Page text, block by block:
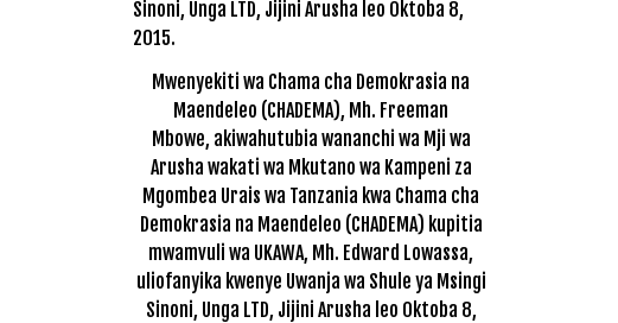
Mwenyekiti wa Chama cha Demokrasia na
Maendeleo (CHADEMA), Mh. Freeman
Mbowe, akiwahutubia wananchi wa Mji wa
Arusha wakati wa Mkutano wa Kampeni za
Mgombea Urais wa Tanzania kwa Chama cha
Demokrasia na Maendeleo (CHADEMA) kupitia
mwamvuli wa UKAWA, Mh. Edward Lowassa,
uliofanyika kwenye Uwanja wa Shule ya Msingi
Sinoni, Unga LTD, Jijini Arusha leo Oktoba 8,